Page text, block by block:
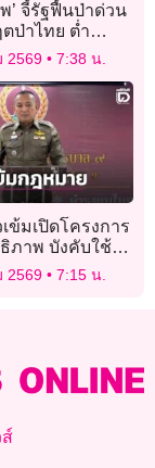
’ จี้รัฐฟื้นป่าด่วน
ป่าไทย ต่ำ
ยวันละ 400 ไร่
2569 7:38 น.
เข้มเปิดโครงการ
ภาพ บังคับใช้
ารณาความ
เครือข่ายยาเสพ
2569 7:15 น.